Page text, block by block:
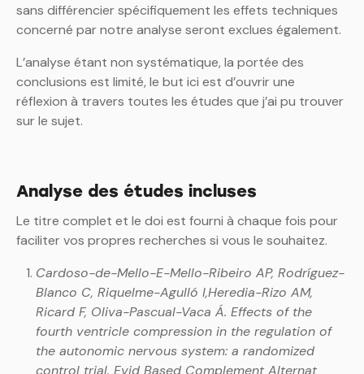
sans différencier spécifiquement les effets techniques
concerné par notre analyse seront exclues également.
L’analyse étant non systématique, la portée des
conclusions est limité, le but ici est d’ouvrir une
réflexion à travers toutes les études que j’ai pu trouver
sur le sujet.
Analyse des études incluses
Le titre complet et le doi est fourni à chaque fois pour
faciliter vos propres recherches si vous le souhaitez.
Cardoso-de-Mello-E-Mello-Ribeiro AP, Rodríguez-
Blanco C, Riquelme-Agulló I,Heredia-Rizo AM,
Ricard F, Oliva-Pascual-Vaca Á. Effects of the
fourth ventricle compression in the regulation of
the autonomic nervous system: a randomized
control trial. Evid Based Complement Alternat